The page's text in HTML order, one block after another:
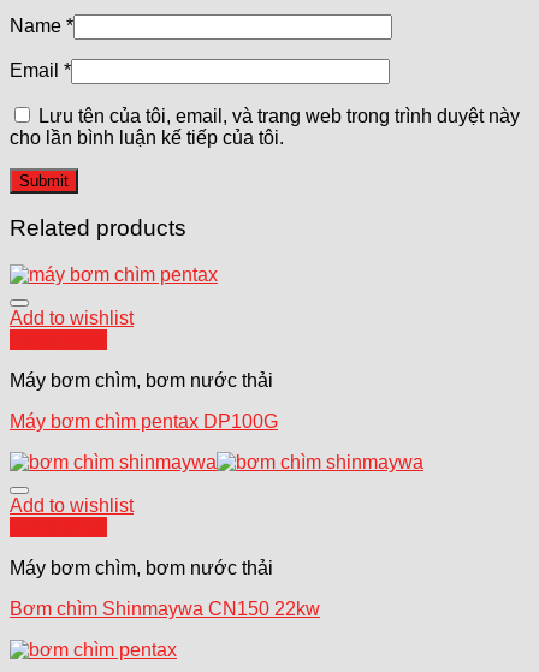
Name *
Email *
Lưu tên của tôi, email, và trang web trong trình duyệt này
cho lần bình luận kế tiếp của tôi.
Related products
Add to wishlist
Máy bơm chìm, bơm nước thải
Máy bơm chìm pentax DP100G
Add to wishlist
Máy bơm chìm, bơm nước thải
Bơm chìm Shinmaywa CN150 22kw